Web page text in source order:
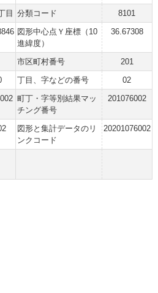
目 分類コード
8101
図形中心点Ｙ座標（10
進緯度）
36.67308
市区町村番号
201
丁目、字などの番号
02
町丁・字等別結果マッ
チング番号
201076002
図形と集計データのリ
ンクコード
20201076002